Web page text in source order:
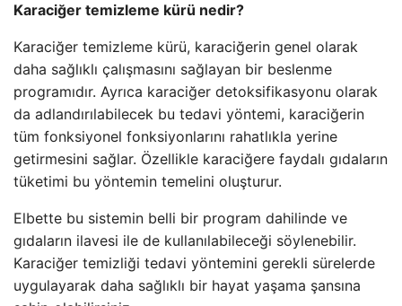
Karaciğer temizleme kürü nedir?
Karaciğer temizleme kürü, karaciğerin genel olarak
daha sağlıklı çalışmasını sağlayan bir beslenme
programıdır. Ayrıca karaciğer detoksifikasyonu olarak
da adlandırılabilecek bu tedavi yöntemi, karaciğerin
tüm fonksiyonel fonksiyonlarını rahatlıkla yerine
getirmesini sağlar. Özellikle karaciğere faydalı gıdaların
tüketimi bu yöntemin temelini oluşturur.
Elbette bu sistemin belli bir program dahilinde ve
gıdaların ilavesi ile de kullanılabileceği söylenebilir.
Karaciğer temizliği tedavi yöntemini gerekli sürelerde
uygulayarak daha sağlıklı bir hayat yaşama şansına